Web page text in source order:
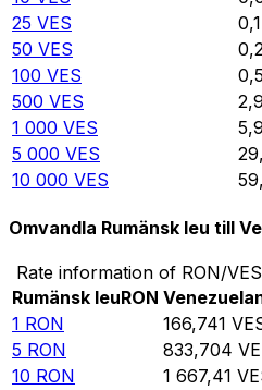
25 VES
50 VES
100 VES
500 VES
1 000 VES
5 000 VES
10 000 VES
Omvandla Rumänsk leu till
Rate information of RON/
Rumänsk leuRON
1 RON 166,741
5 RON 833,704
10 RON 1 667,41